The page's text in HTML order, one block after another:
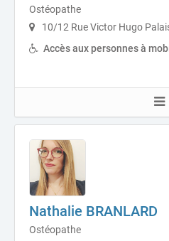
Ostéopathe
10/12 Rue Victor Hugo
Accès aux personnes à
Nathalie BRANLARD
Ostéopathe